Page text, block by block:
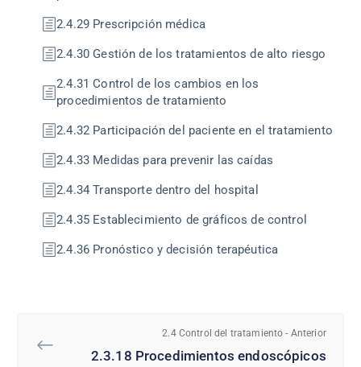
2.4.29 Prescripción médica
2.4.30 Gestión de los tratamientos de alto riesgo
2.4.31 Control de los cambios en los
procedimientos de tratamiento
2.4.32 Participación del paciente en el tratamiento
2.4.33 Medidas para prevenir las caídas
2.4.34 Transporte dentro del hospital
2.4.35 Establecimiento de gráficos de control
2.4.36 Pronóstico y decisión terapéutica
2.4 Control del tratamiento - Anterior
2.3.18 Procedimientos endoscópicos